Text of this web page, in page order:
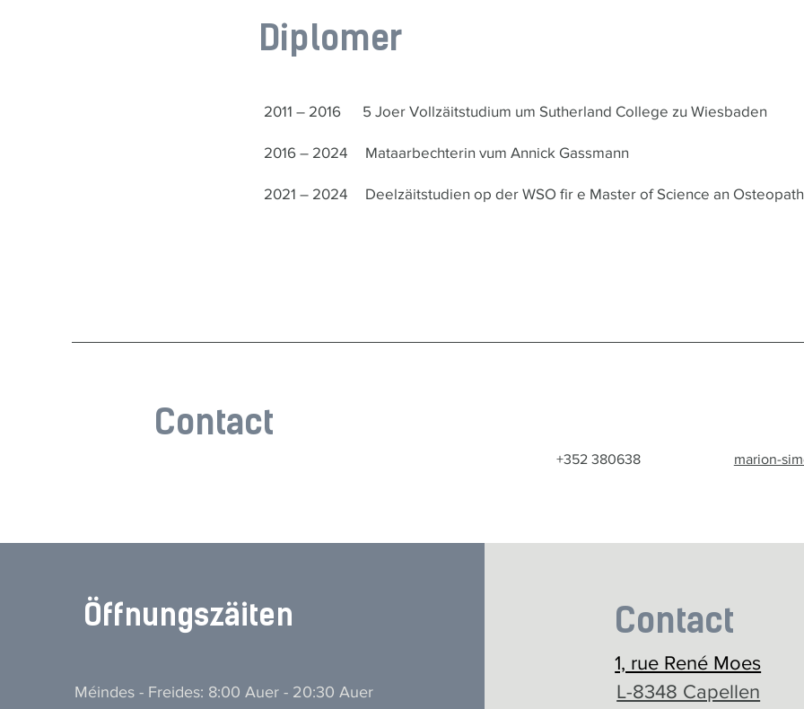
Diplomer
2011 – 2016 5 Joer Vollzäitstudium um Sutherland College zu Wiesbaden
2016 – 2024 Mataarbechterin vum Annick Gassmann
2021 – 2024 Deelzäitstudien op der WSO fir e Master of Science an
Contact
+352 380638 marion-
​Öffnungszäiten
Méindes - Freides: 8:00 Auer - 20:30 Auer
Contact
1, rue René Moes
L-8348 Capellen